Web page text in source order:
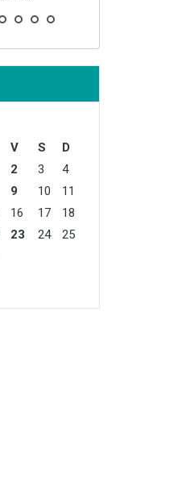
V S
D
2 3
4
9 10
11
16 17
18
23 24
25